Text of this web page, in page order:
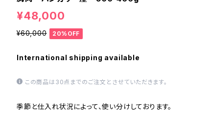
¥48,000
¥60,000 20%OFF
International shipping available
この商品は30点までのご注文とさせていただきます。
季節と仕入れ状況によって、使い分けしております。